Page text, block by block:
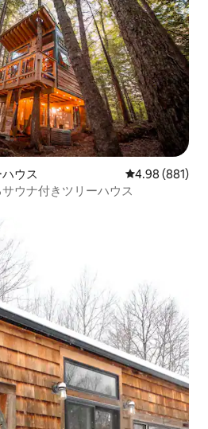
ウス レビュー881
4.98 (881)
ウナ付きツリーハウス
す。